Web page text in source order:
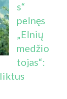
s“
pelnęs
„Elnių
medžio
tojas“: